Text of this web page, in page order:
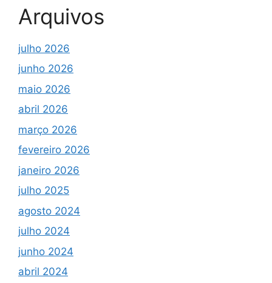
Arquivos
julho 2026
junho 2026
maio 2026
abril 2026
março 2026
fevereiro 2026
janeiro 2026
julho 2025
agosto 2024
julho 2024
junho 2024
abril 2024